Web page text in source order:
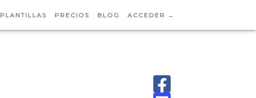
PLANTILLAS PRECIOS BLOG ACCEDER →